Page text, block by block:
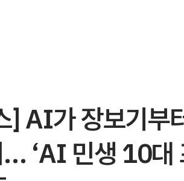
] AI가 장보기부
‘AI 민생 10대